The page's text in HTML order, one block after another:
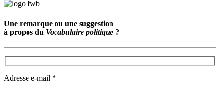
Une remarque ou une suggestion
à propos du Vocabulaire politique ?
Adresse e-mail *